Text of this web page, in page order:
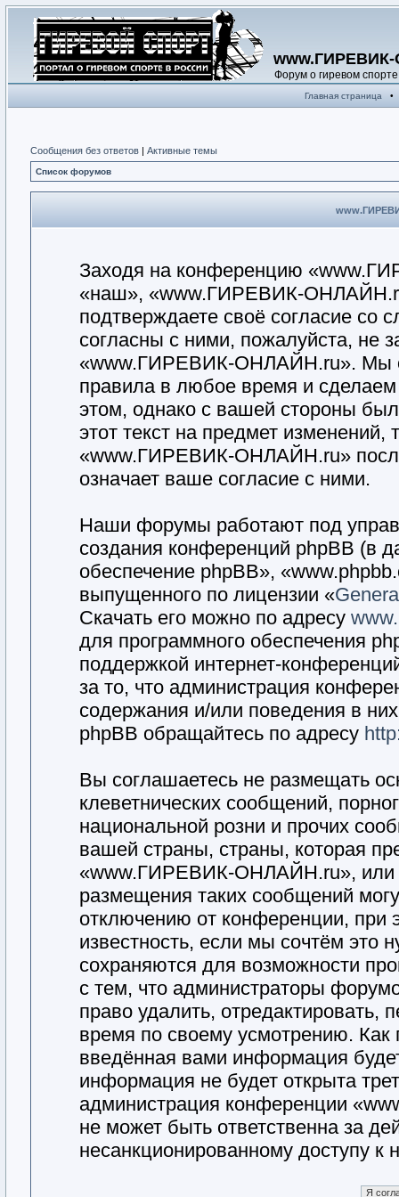
Форум о гиревом спорте
Главная страница •
Сообщения без ответов | Активные темы
Список форумов
Заходя на конференцию
«наш», «www.ГИРЕВИК-
подтверждаете своё согласие
согласны с ними, пожалуйста, не
«www.ГИРЕВИК-ОНЛАЙН.ru». Мы
правила в любое время и
этом, однако с вашей стороны
этот текст на предмет изменений,
«www.ГИРЕВИК-ОНЛАЙН.ru»
означает ваше согласие с ними.
Наши форумы работают под
создания конференций phpBB (в
обеспечение phpBB»,
выпущенного по лицензии «
Скачать его можно по адресу
для программного обеспечения
поддержкой интернет-
за то, что администрация
содержания и/или поведения в
phpBB обращайтесь по адресу
Вы соглашаетесь не размещать
клеветнических сообщений,
национальной розни и прочих
вашей страны, страны, которая
«www.ГИРЕВИК-ОНЛАЙН.ru», или
размещения таких сообщений
отключению от конференции, при
известность, если мы сочтём это
сохраняются для возможности
с тем, что администраторы
право удалить,
время по своему усмотрению. Как
введённая вами информация
информация не будет открыта
администрация конференции
не может быть ответственна за
несанкционированному доступу к